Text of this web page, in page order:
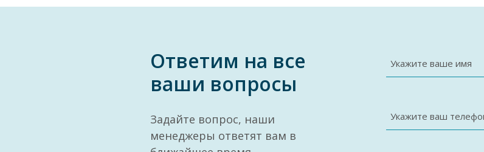
Ответим на все
ваши вопросы
Задайте вопрос, наши
менеджеры ответят вам в
Укажите ваше имя
Укажите ваш